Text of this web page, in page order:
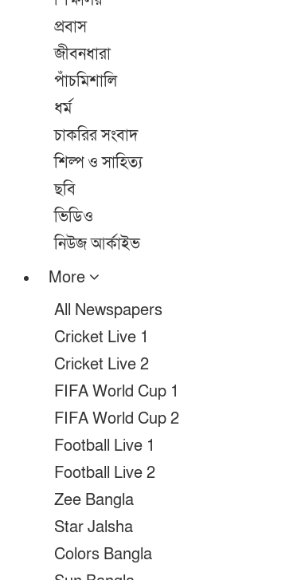
প্রবাস
জীবনধারা
পাঁচমিশালি
ধর্ম
চাকরির সংবাদ
শিল্প ও সাহিত্য
ছবি
ভিডিও
নিউজ আর্কাইভ
More
All Newspapers
Cricket Live 1
Cricket Live 2
FIFA World Cup 1
FIFA World Cup 2
Football Live 1
Football Live 2
Zee Bangla
Star Jalsha
Colors Bangla